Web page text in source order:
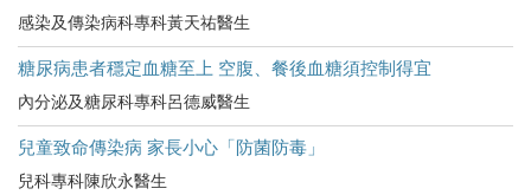
感染及傳染病科專科黃天祐醫生
糖尿病患者穩定血糖至上 空腹、餐後血糖須控制得宜
內分泌及糖尿科專科呂德威醫生
兒童致命傳染病 家長小心「防菌防毒」
兒科專科陳欣永醫生